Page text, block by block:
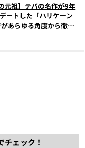
元祖】テバの名作が9年
ートした「ハリケーン
あらゆる角度から徹底
チェック！